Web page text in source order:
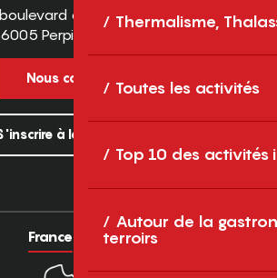
Thermalisme,
Toutes les activités
Top 10 des activités
Autour de la
terroirs
des Pyrénées
Perpignan Cedex
Nous contacter
à la newsletter
France Europe